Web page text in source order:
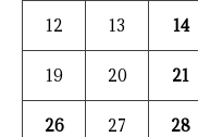
12 13 14
19 20 21
26 27 28